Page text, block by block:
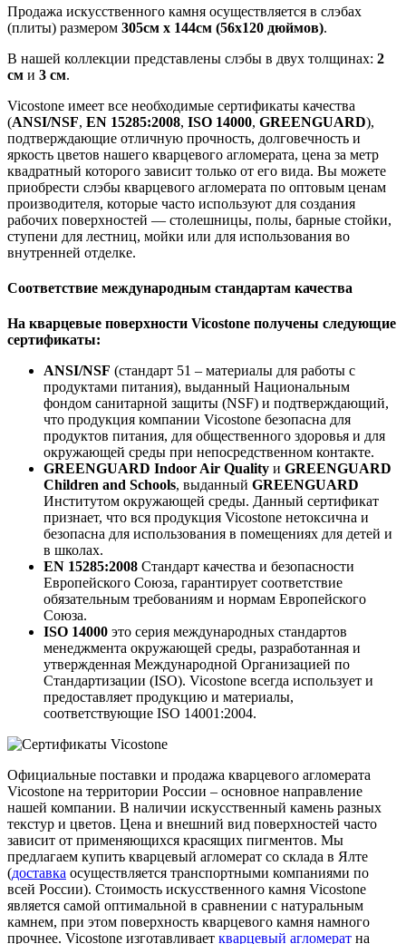
Продажа искусственного камня осуществляется в слэбах
(плиты) размером 305cм x 144cм (56х120 дюймов).
В нашей коллекции представлены слэбы в двух толщинах: 2
см и 3 см.
Vicostone имеет все необходимые сертификаты качества
(ANSI/NSF, EN 15285:2008, ISO 14000, GREENGUARD),
подтверждающие отличную прочность, долговечность и
яркость цветов нашего кварцевого агломерата, цена за метр
квадратный которого зависит только от его вида. Вы можете
приобрести слэбы кварцевого агломерата по оптовым ценам
производителя, которые часто используют для создания
рабочих поверхностей — столешницы, полы, барные стойки,
ступени для лестниц, мойки или для использования во
внутренней отделке.
Соответствие международным стандартам качества
На кварцевые поверхности Vicostone получены следующие
сертификаты:
ANSI/NSF (стандарт 51 – материалы для работы с
продуктами питания), выданный Национальным
фондом санитарной защиты (NSF) и подтверждающий,
что продукция компании Vicostone безопасна для
продуктов питания, для общественного здоровья и для
окружающей среды при непосредственном контакте.
GREENGUARD Indoor Air Quality и GREENGUARD
Children and Schools, выданный GREENGUARD
Институтом окружающей среды. Данный сертификат
признает, что вся продукция Vicostone нетоксична и
безопасна для использования в помещениях для детей и
в школах.
EN 15285:2008 Стандарт качества и безопасности
Европейского Союза, гарантирует соответствие
обязательным требованиям и нормам Европейского
Союза.
ISO 14000 это серия международных стандартов
менеджмента окружающей среды, разработанная и
утвержденная Международной Организацией по
Стандартизации (ISO). Vicostone всегда использует и
предоставляет продукцию и материалы,
соответствующие ISO 14001:2004.
Официальные поставки и продажа кварцевого агломерата
Vicostone на территории России – основное направление
нашей компании. В наличии искусственный камень разных
текстур и цветов. Цена и внешний вид поверхностей часто
зависит от применяющихся красящих пигментов. Мы
предлагаем купить кварцевый агломерат со склада в Ялте
(доставка осуществляется транспортными компаниями по
всей России). Стоимость искусственного камня Vicostone
является самой оптимальной в сравнении с натуральным
камнем, при этом поверхность кварцевого камня намного
прочнее. Vicostone изготавливает кварцевый агломерат на